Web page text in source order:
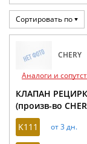
Сортировать по
CHERY
Аналоги и
КЛАПАН
(произв-во
K111
от 3 дн.